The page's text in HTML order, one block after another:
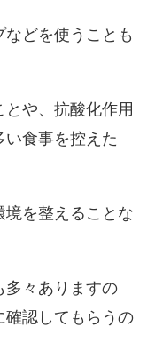
どを使うことも
や、抗酸化作用
食事を控えた
境を整えることな
多々ありますの
確認してもらうの